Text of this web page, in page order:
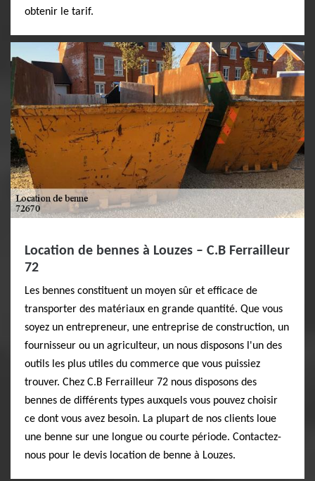
obtenir le tarif.
Location de bennes à Louzes – C.B Ferrailleur
72
Les bennes constituent un moyen sûr et efficace de
transporter des matériaux en grande quantité. Que vous
soyez un entrepreneur, une entreprise de construction, un
fournisseur ou un agriculteur, un nous disposons l'un des
outils les plus utiles du commerce que vous puissiez
trouver. Chez C.B Ferrailleur 72 nous disposons des
bennes de différents types auxquels vous pouvez choisir
ce dont vous avez besoin. La plupart de nos clients loue
une benne sur une longue ou courte période. Contactez-
nous pour le devis location de benne à Louzes.